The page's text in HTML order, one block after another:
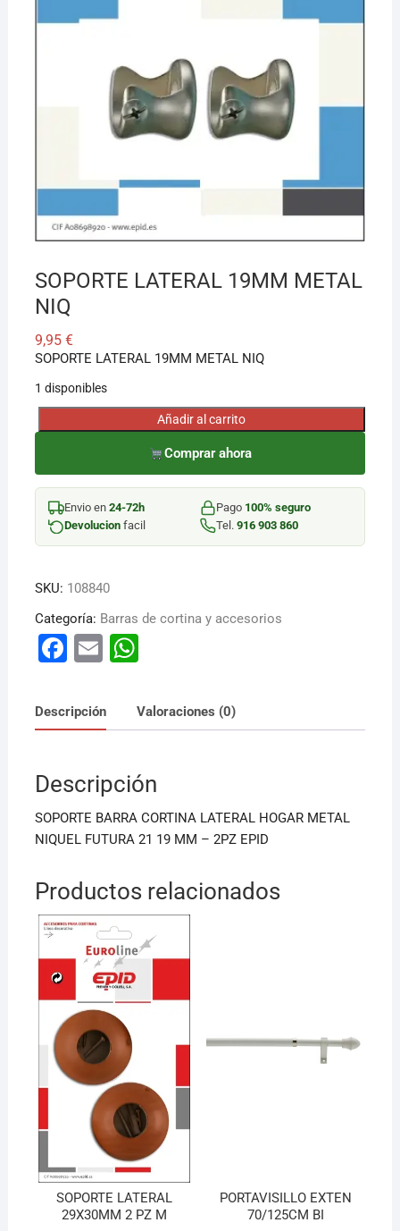
SOPORTE LATERAL 19MM METAL
NIQ
9,95 €
SOPORTE LATERAL 19MM METAL NIQ
1 disponibles
SOPORTE
19MM
METAL
NIQ
cantidad
Añadir al carrito
Comprar ahora
Envio en 24-72h Pago 100% seguro
Devolucionfacil Tel. 916 903 860
SKU: 108840
Categoría: Barras de cortina y accesorios
F
c
e
o
o
k
E
ai
l
W
at
s
p
p
Descripción Valoraciones (0)
Descripción
SOPORTE BARRA CORTINA LATERAL HOGAR METAL
NIQUEL FUTURA 21 19 MM – 2PZ EPID
Productos relacionados
SOPORTE LATERAL
29X30MM 2 PZ M
PORTAVISILLO EXTEN
70/125CM BI
Cuéntame qué necesitas y te ayudo a encontrarlo,
aunque no sepas el nombre exacto